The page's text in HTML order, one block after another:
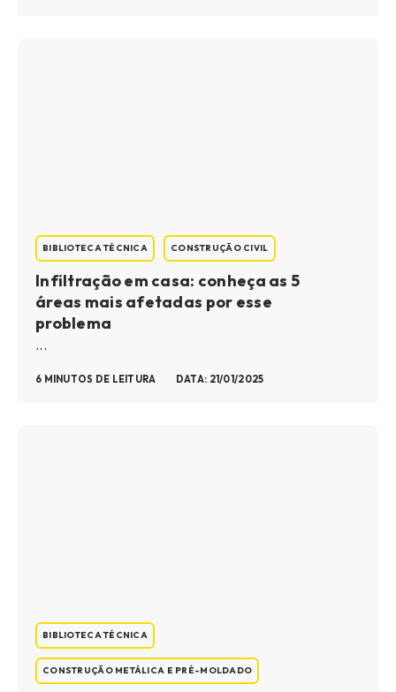
BIBLIOTECA TÉCNICA CONSTRUÇÃO CIVIL
Infiltração em casa: conheça as 5
áreas mais afetadas por esse
problema
...
6 MINUTOS DE LEITURA DATA: 21/01/2025
BIBLIOTECA TÉCNICA
CONSTRUÇÃO METÁLICA E PRÉ-MOLDADO